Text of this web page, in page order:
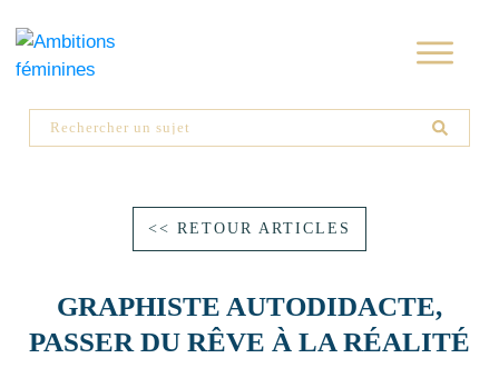
<< RETOUR ARTICLES
GRAPHISTE AUTODIDACTE,
PASSER DU RÊVE À LA RÉALITÉ